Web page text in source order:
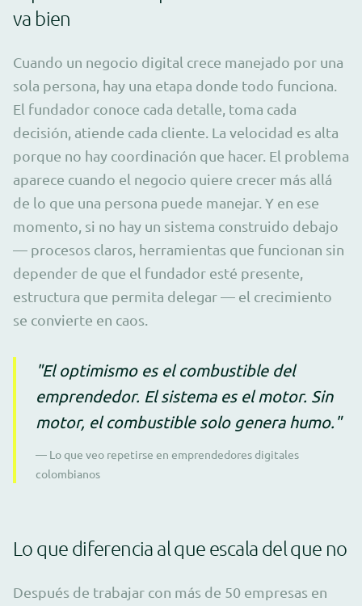
va bien
Cuando un negocio digital crece manejado por una
sola persona, hay una etapa donde todo funciona.
El fundador conoce cada detalle, toma cada
decisión, atiende cada cliente. La velocidad es alta
porque no hay coordinación que hacer. El problema
aparece cuando el negocio quiere crecer más allá
de lo que una persona puede manejar. Y en ese
momento, si no hay un sistema construido debajo
— procesos claros, herramientas que funcionan sin
depender de que el fundador esté presente,
estructura que permita delegar — el crecimiento
se convierte en caos.
"El optimismo es el combustible del
emprendedor. El sistema es el motor. Sin
motor, el combustible solo genera humo."
— Lo que veo repetirse en emprendedores digitales
colombianos
Lo que diferencia al que escala del que no
Después de trabajar con más de 50 empresas en